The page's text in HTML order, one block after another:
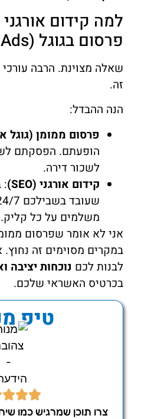
למה קידום
פרסום בגוגל (Google Ads)?
שאלה מצוינת. הרבה
זה.
הנה ההבדל:
פרסום ממומן (גוגל
הופעתם. הפסקתם
לשכור דירה.
קידום אורגני (SEO)
:
משלמים על כל קליק.
אני לא אומר שפרסום
במקרים מסוימים זה
לבנות לכם נוכחות יציבה
בכרטיס האשראי שלכם.
טיפ
צרו תוכן שמרגיש כמו